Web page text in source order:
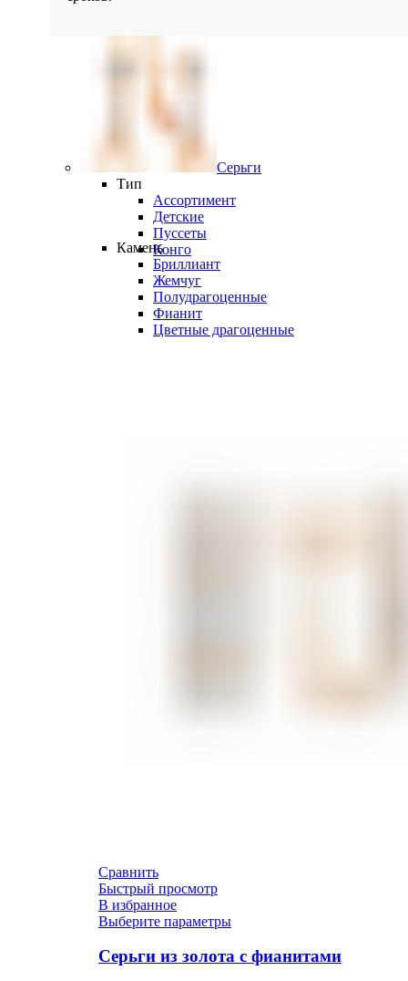
Серьги
Тип
Ассортимент
Детские
Пуссеты
Конго
Камень
Бриллиант
Жемчуг
Полудрагоценные
Фианит
Цветные драгоценные
Сравнить
Быстрый просмотр
В избранное
Выберите параметры
Серьги из золота с фианитами